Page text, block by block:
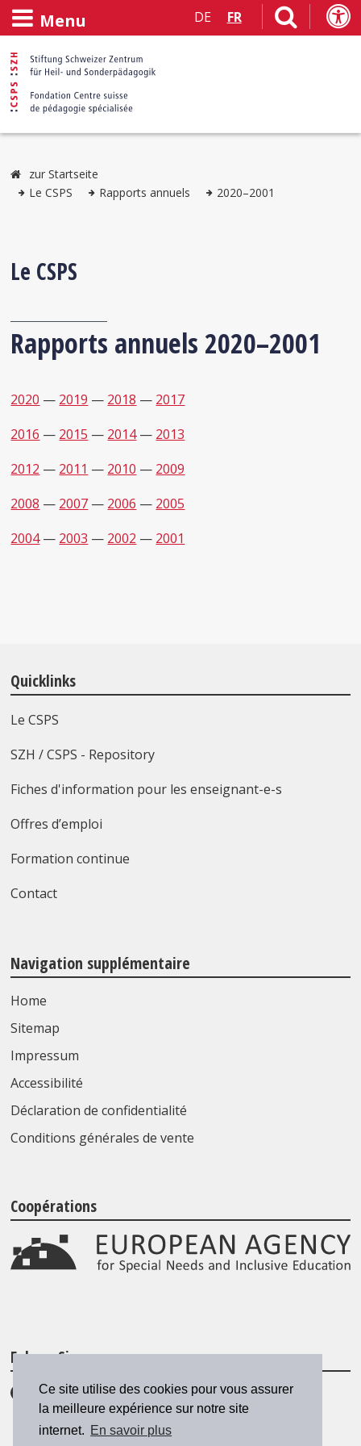
Ce site utilise des cookies pour vous assurer
la meilleure expérience sur notre site
internet. En savoir plus
Menu DE FR
zur Startseite
Le CSPS
Rapports annuels 2020–2001
Le CSPS
Rapports annuels 2020–2001
2020 — 2019 — 2018 — 2017
2016 — 2015 — 2014— 2013
2012 — 2011 — 2010 — 2009
2008 — 2007 — 2006 — 2005
2004— 2003 — 2002 — 2001
Quicklinks
Le CSPS
SZH / CSPS - Repository
Fiches d'information pour les enseignant-e-s
Offres d’emploi
Formation continue
Contact
Navigation supplémentaire
Home
Sitemap
Impressum
Accessibilité
Déclaration de confidentialité
Conditions générales de vente
Coopérations
Folgen Sie uns